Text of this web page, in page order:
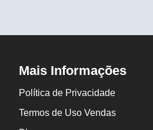
Mais Informações
Política de Privacidade
Termos de Uso Vendas